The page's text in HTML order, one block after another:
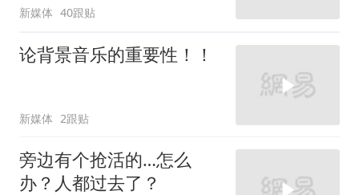
新媒体 40跟贴
论背景音乐的重要性！！
新媒体 2跟贴
旁边有个抢活的…怎么
办？人都过去了？